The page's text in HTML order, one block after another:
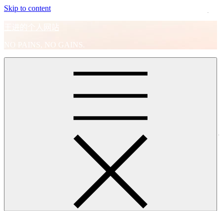
Skip to content
王进的个人网站
NO PAINS, NO GAINS.